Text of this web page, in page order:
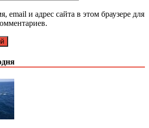
email и адрес сайта в этом браузере для